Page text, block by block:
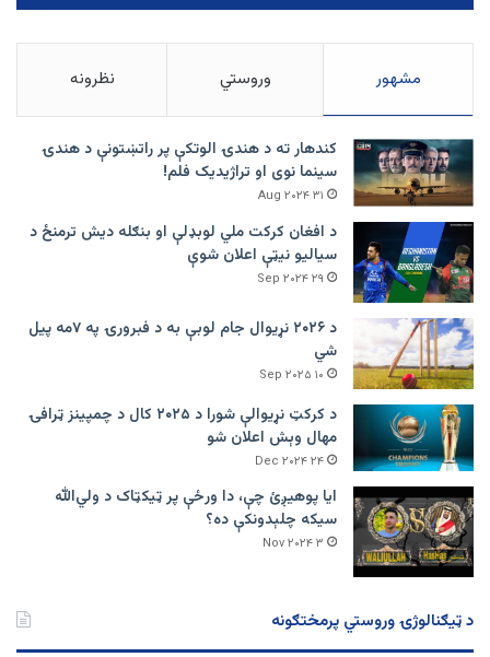
مشهور وروستي نظرونه
کندهار ته د هندۍ الوتکې پر راتښتونې د هندۍ
سینما نوی او تراژيديک فلم!
۳۱ Aug ۲۰۲۴
د افغان کرکت ملي لوبډلې او بنګله دیش ترمنځ د
سیالیو نیټې اعلان شوې
۲۹ Sep ۲۰۲۴
د ۲۰۲۶ نړیوال جام لوبې به د فبرورۍ په ۷مه پیل
شي
۱۰ Sep ۲۰۲۵
د کرکټ نړیوالې شورا د ۲۰۲۵ کال د چمپینز ټرافۍ
مهال وېش اعلان شو
۲۴ Dec ۲۰۲۴
ایا پوهیږئ چې، دا ورځې پر ټيکټاک د ولي‌الله
سیکه چلېدونکې ده؟
۳ Nov ۲۰۲۴
د ټیګنالوژۍ وروستي پرمختګونه